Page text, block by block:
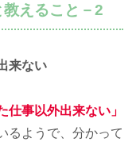
えること－2
来ない
仕事以外出来ない」
るようで、分かって